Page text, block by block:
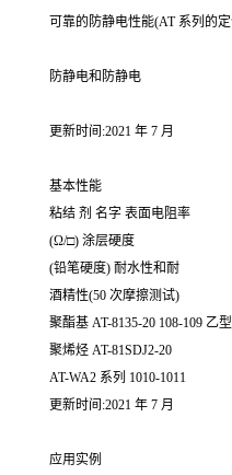
可靠的防静电性能(AT 系列的
防静电和防静电
更新时间:2021 年 7 月
基本性能
粘结 剂 名字 表面电阻率
(Ω/□) 涂层硬度
(铅笔硬度) 耐水性和耐
酒精性(50 次摩擦测试)
聚酯基 AT-8135-20 108-109 乙
聚烯烃 AT-81SDJ2-20
AT-WA2 系列 1010-1011
更新时间:2021 年 7 月
应用实例